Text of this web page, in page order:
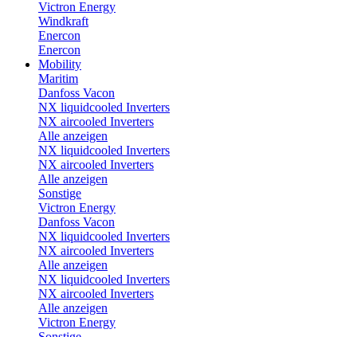
Victron Energy
Windkraft
Enercon
Enercon
Mobility
Maritim
Danfoss Vacon
NX liquidcooled Inverters
NX aircooled Inverters
Alle anzeigen
NX liquidcooled Inverters
NX aircooled Inverters
Alle anzeigen
Sonstige
Victron Energy
Danfoss Vacon
NX liquidcooled Inverters
NX aircooled Inverters
Alle anzeigen
NX liquidcooled Inverters
NX aircooled Inverters
Alle anzeigen
Victron Energy